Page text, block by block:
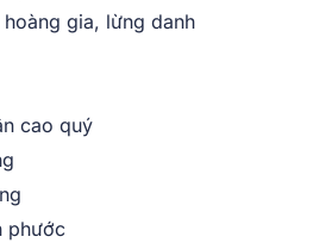
gia, lừng danh
cao quý
phước